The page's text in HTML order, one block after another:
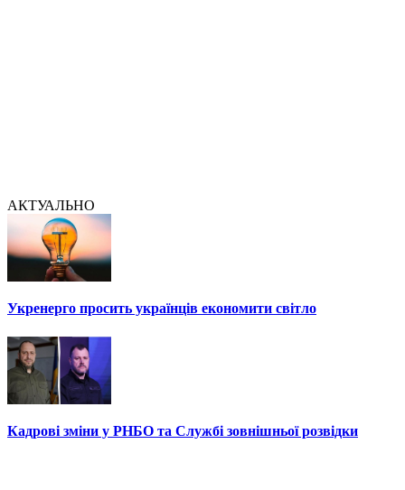
АКТУАЛЬНО
Укренерго просить українців економити світло
Кадрові зміни у РНБО та Службі зовнішньої розвідки